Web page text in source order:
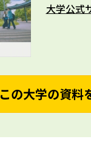
大学公式
この大学の資料